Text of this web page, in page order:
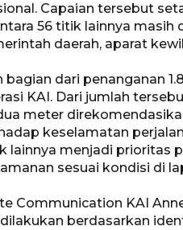
Capaian tersebut
56 titik lainnya masih
daerah, aparat
dari penanganan
KAI. Dari jumlah
meter
keselamatan
lainnya menjadi prioritas
sesuai kondisi di
Communication KAI
berdasarkan